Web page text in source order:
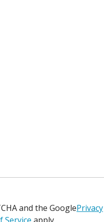
and the GooglePrivacy